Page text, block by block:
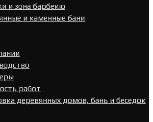
и зона барбекю
и каменные бани
работ
деревянных домов, бань и беседок